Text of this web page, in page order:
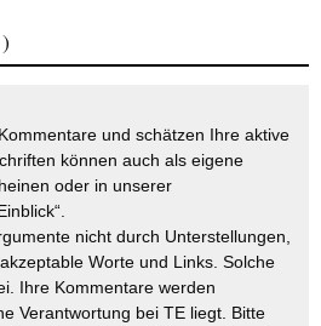
und schätzen Ihre aktive
können auch als eigene
oder in unserer
nicht durch Unterstellungen,
Worte und Links. Solche
Ihre Kommentare werden
Verantwortung bei TE liegt. Bitte